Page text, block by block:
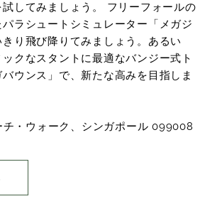
してみましょう。 フリーフォールの
ラシュートシミュレーター「メガジ
り飛び降りてみましょう。あるい
クなスタントに最適なバンジー式ト
ウンス」で、新たな高みを目指しま
チ・ウォーク、シンガポール 099008